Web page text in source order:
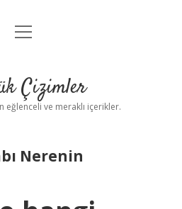
Anasayfa
Uyarı
menüyü
Çizimler
eğlenceli ve meraklı içerikler.
Nerenin